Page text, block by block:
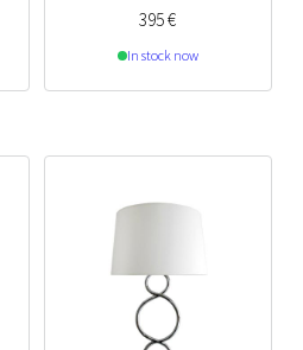
395€
In stock now